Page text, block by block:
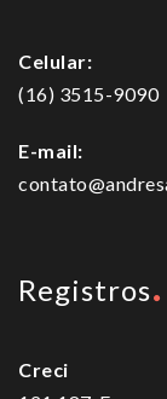
Celular:
(16) 3515-9090
E-mail:
Registros
Creci